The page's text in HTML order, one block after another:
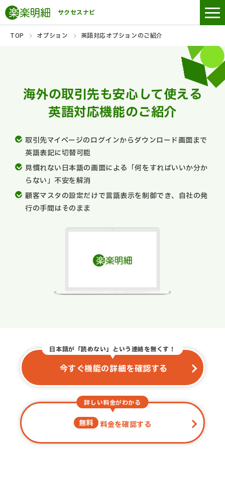
サクセスナビ
TOP オプション 英語対応オプションのご紹介
海外の取引先も安心して使える
英語対応機能のご紹介
取引先マイページのログインからダウンロード画面まで
英語表記に切替可能
見慣れない日本語の画面による「何をすればいいか分か
らない」不安を解消
顧客マスタの設定だけで言語表示を制御でき、自社の発
行の手間はそのまま
日本語が「読めない」という連絡を無くす！
今すぐ機能の詳細を確認する
詳しい料金がわかる
無料 料金を確認する